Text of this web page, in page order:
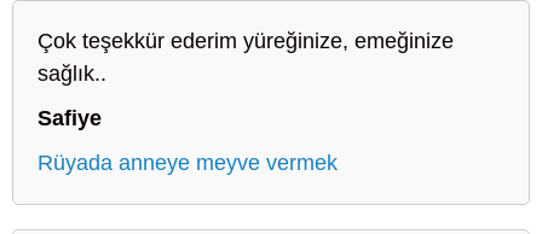
Çok teşekkür ederim yüreğinize, emeğinize
sağlık..
Safiye
Rüyada anneye meyve vermek